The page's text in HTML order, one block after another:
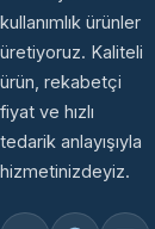
kullanımlık ürünler
üretiyoruz. Kaliteli
ürün, rekabetçi
fiyat ve hızlı
tedarik anlayışıyla
hizmetinizdeyiz.